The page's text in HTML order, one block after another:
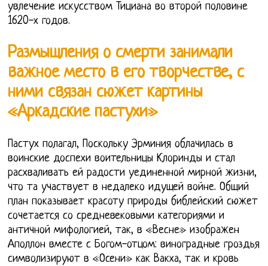
увлечение искусством Тициана во второй половине
1620-х годов.
Размышления о смерти занимали
важное место в его творчестве, с
ними связан сюжет картины
«Аркадские пастухи»
Пастух полагал, Поскольку Эрминия облачилась в
воинские доспехи воительницы Клоринды и стал
расхваливать ей радости уединенной мирной жизни,
что та участвует в недалеко идущей войне. Общий
план показывает красоту природы библейский сюжет
сочетается со средневековыми категориями и
античной мифологией, так, в «Весне» изображен
Аполлон вместе с Богом-отцом: виноградные гроздья
символизируют в «Осени» как Вакха, так и кровь